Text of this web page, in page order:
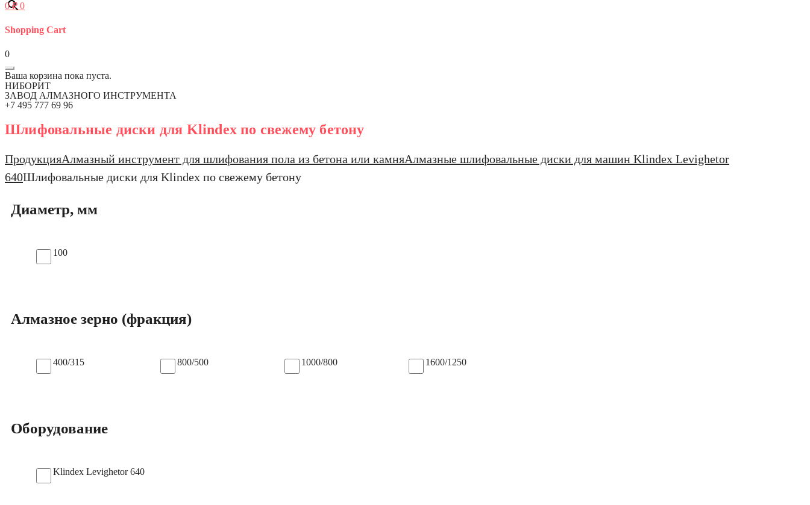
0₽ 0
Shopping Cart
0
Ваша корзина пока пуста.
НИБОРИТ
ЗАВОД АЛМАЗНОГО ИНСТРУМЕНТА
+7 495 777 69 96
Шлифовальные диски для Klindex по свежему бетону
ПродукцияАлмазный инструмент для шлифования пола из бетона или камняАлмазные шлифовальные диски для машин Klindex Levighetor
640Шлифовальные диски для Klindex по свежему бетону
Диаметр, мм
100
Алмазное зерно (фракция)
400/315 800/500 1000/800 1600/1250
Оборудование
Klindex Levighetor 640